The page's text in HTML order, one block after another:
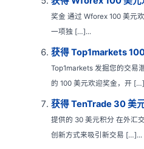
奖金 通过 Wforex 100 美元
一项独 […]...
获得 Top1markets
Top1markets 发掘您的交易
的 100 美元欢迎奖金，开
获得 TenTrade 30 美
提供的 30 美元积分 在外汇
创新方式来吸引新交易 […]...